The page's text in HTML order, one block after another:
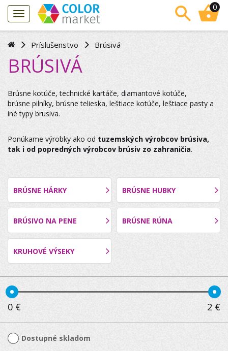
0
Príslušenstvo Brúsivá
BRÚSIVÁ
Brúsne kotúče, technické kartáče, diamantové kotúče,
brúsne pilníky, brúsne telieska, leštiace kotúče, leštiace pasty a
iné typy brusiva.
Ponúkame výrobky ako od tuzemských výrobcov brúsiva,
tak i od popredných výrobcov brúsiv zo zahraničia.
BRÚSNE HÁRKY BRÚSNE HUBKY
BRÚSIVO NA PENE BRÚSNE RÚNA
KRUHOVÉ VÝSEKY
0 € 2 €
Dostupné skladom